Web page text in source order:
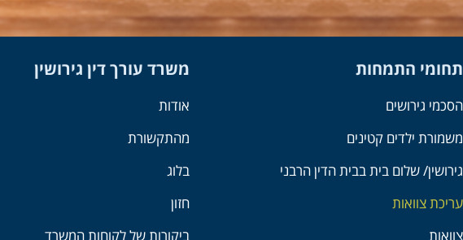
תחומי התמחות
הסכמי גירושים
משמורת ילדים קטינים
גירושין/ שלום בית בבית הדין הרבני
עריכת צוואות
צוואות
משרד עורך דין גירושין
אודות
מהתקשורת
בלוג
חזון
ביקורות של לקוחות המשרד